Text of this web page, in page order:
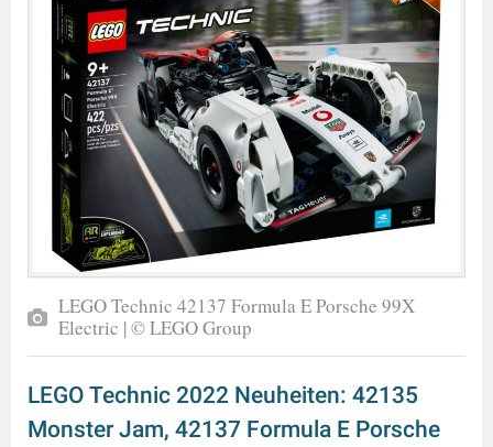
LEGO Technic 42137 Formula E Porsche 99X
Electric | © LEGO Group
LEGO Technic 2022 Neuheiten: 42135
Monster Jam, 42137 Formula E Porsche